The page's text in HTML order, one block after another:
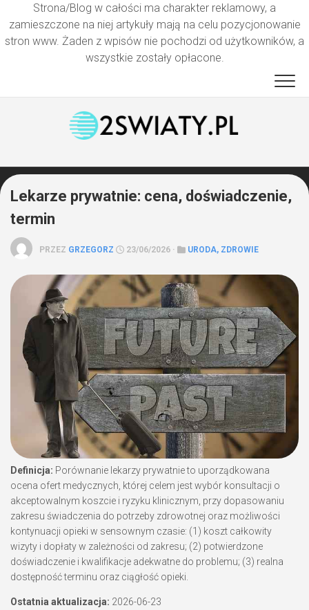
Strona/Blog w całości ma charakter reklamowy, a
zamieszczone na niej artykuły mają na celu pozycjonowanie
stron www. Żaden z wpisów nie pochodzi od użytkowników, a
wszystkie zostały opłacone.
Lekarze prywatnie: cena, doświadczenie,
termin
PRZEZ GRZEGORZ 23/06/2026 · URODA, ZDROWIE
Definicja: Porównanie lekarzy prywatnie to uporządkowana
ocena ofert medycznych, której celem jest wybór konsultacji o
akceptowalnym koszcie i ryzyku klinicznym, przy dopasowaniu
zakresu świadczenia do potrzeby zdrowotnej oraz możliwości
kontynuacji opieki w sensownym czasie: (1) koszt całkowity
wizyty i dopłaty w zależności od zakresu; (2) potwierdzone
doświadczenie i kwalifikacje adekwatne do problemu; (3) realna
dostępność terminu oraz ciągłość opieki.
Ostatnia aktualizacja: 2026-06-23